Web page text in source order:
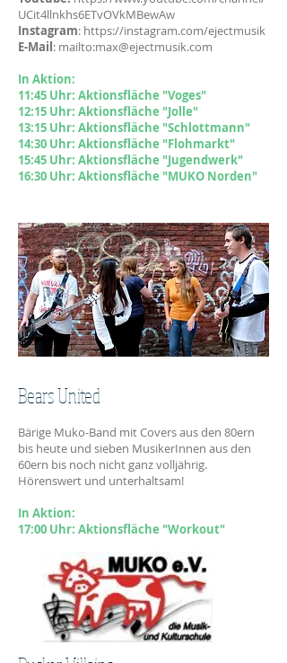
UCit4llnkhs6ETvOVkMBewAw
Instagram: https://instagram.com/ejectmusik
E-Mail: mailto:max@ejectmusik.com
In Aktion:
11:45 Uhr: Aktionsfläche "Voges"
12:15 Uhr: Aktionsfläche "Jolle"
13:15 Uhr: Aktionsfläche "Schlottmann"
14:30 Uhr: Aktionsfläche "Flohmarkt"
15:45 Uhr: Aktionsfläche "Jugendwerk"
16:30 Uhr: Aktionsfläche "MUKO Norden"
Bears United
Bärige Muko-Band mit Covers aus den 80ern
bis heute und sieben MusikerInnen aus den
60ern bis noch nicht ganz volljährig.
Hörenswert und unterhaltsam!
In Aktion:
17:00 Uhr: Aktionsfläche "Workout"